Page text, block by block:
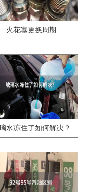
火花塞更换周期
水冻住了如何解决？